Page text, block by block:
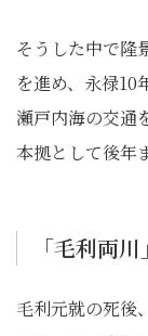
そうした中で隆
を進め、永禄10
瀬戸内海の交通
本拠として後年
「毛利両
毛利元就の死後